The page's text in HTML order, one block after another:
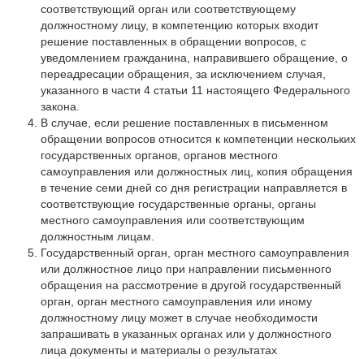
соответствующий орган или соответствующему
должностному лицу, в компетенцию которых входит
решение поставленных в обращении вопросов, с
уведомлением гражданина, направившего обращение, о
переадресации обращения, за исключением случая,
указанного в части 4 статьи 11 настоящего Федерального
закона.
В случае, если решение поставленных в письменном
обращении вопросов относится к компетенции нескольких
государственных органов, органов местного
самоуправления или должностных лиц, копия обращения
в течение семи дней со дня регистрации направляется в
соответствующие государственные органы, органы
местного самоуправления или соответствующим
должностным лицам.
Государственный орган, орган местного самоуправления
или должностное лицо при направлении письменного
обращения на рассмотрение в другой государственный
орган, орган местного самоуправления или иному
должностному лицу может в случае необходимости
запрашивать в указанных органах или у должностного
лица документы и материалы о результатах